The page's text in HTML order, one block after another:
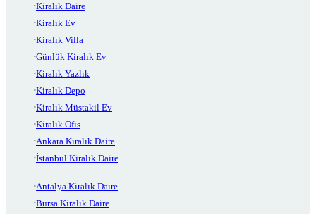
Kiralık Daire
Kiralık Ev
Kiralık Villa
Günlük Kiralık Ev
Kiralık Yazlık
Kiralık Depo
Kiralık Müstakil Ev
Kiralık Ofis
Ankara Kiralık Daire
İstanbul Kiralık Daire
Antalya Kiralık Daire
Bursa Kiralık Daire